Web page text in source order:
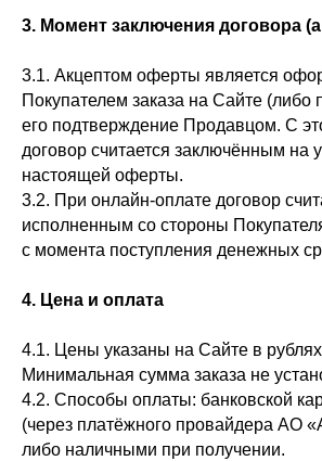
3. Момент заключения договора
3.1. Акцептом оферты является
Покупателем заказа на Сайте (либо
его подтверждение Продавцом. С
договор считается заключённым на
настоящей оферты.
3.2. При онлайн-оплате договор
исполненным со стороны
с момента поступления денежных
4. Цена и оплата
4.1. Цены указаны на Сайте в
Минимальная сумма заказа не
4.2. Способы оплаты: банковской
(через платёжного провайдера
либо наличными при получении.